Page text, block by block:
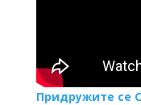
Придружите се